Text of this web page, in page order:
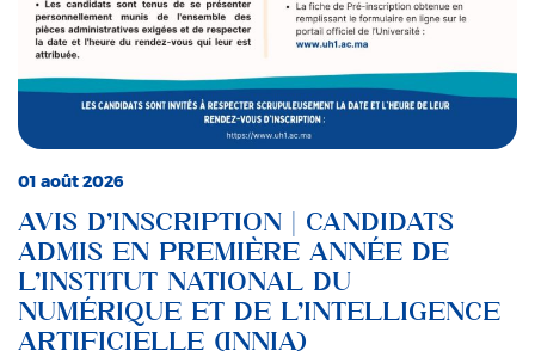
01 août 2026
AVIS D’INSCRIPTION | CANDIDATS
ADMIS EN PREMIÈRE ANNÉE DE
L’INSTITUT NATIONAL DU
NUMÉRIQUE ET DE L’INTELLIGENCE
ARTIFICIELLE (INNIA)